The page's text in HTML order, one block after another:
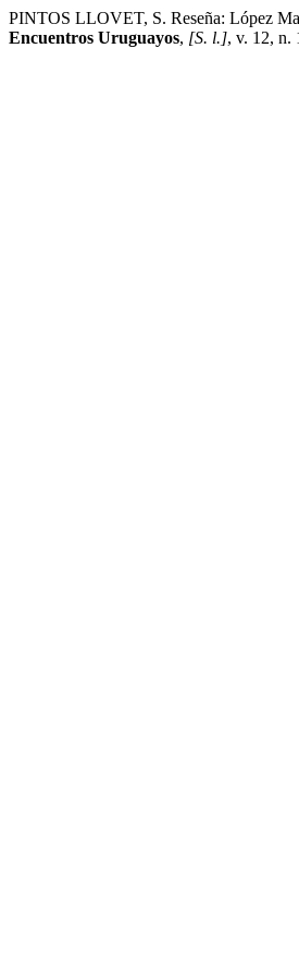
PINTOS LLOVET, S. Reseña: López
Encuentros Uruguayos, [S. l.], v. 12, n.